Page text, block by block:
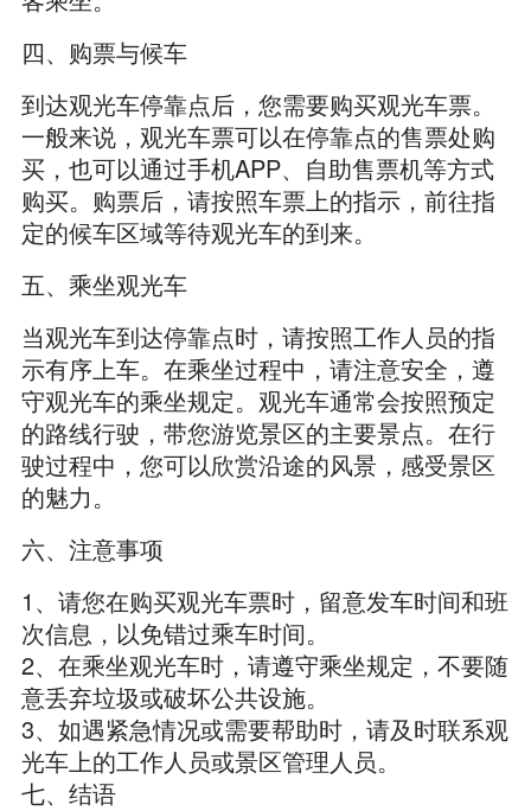
四、购票与候车
到达观光车停靠点后，您需要购买观光车票。
一般来说，观光车票可以在停靠点的售票处购
买，也可以通过手机APP、自助售票机等方式
购买。购票后，请按照车票上的指示，前往指
定的候车区域等待观光车的到来。
五、乘坐观光车
当观光车到达停靠点时，请按照工作人员的指
示有序上车。在乘坐过程中，请注意安全，遵
守观光车的乘坐规定。观光车通常会按照预定
的路线行驶，带您游览景区的主要景点。在行
驶过程中，您可以欣赏沿途的风景，感受景区
的魅力。
六、注意事项
1、请您在购买观光车票时，留意发车时间和班
次信息，以免错过乘车时间。
2、在乘坐观光车时，请遵守乘坐规定，不要随
意丢弃垃圾或破坏公共设施。
3、如遇紧急情况或需要帮助时，请及时联系观
光车上的工作人员或景区管理人员。
七、结语